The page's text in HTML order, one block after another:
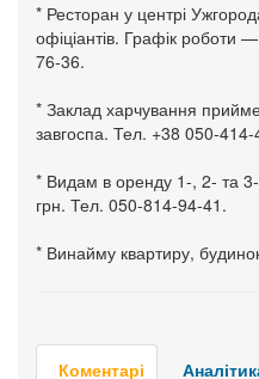
* Ресторан у центрі
офіціантів. Графік роботи
76-36.
* Заклад харчування
завгоспа. Тел. +38 050-
* Видам в оренду 1-, 2- та 3-
грн. Тел. 050-814-94-41.
* Винайму квартиру,
Коментарі